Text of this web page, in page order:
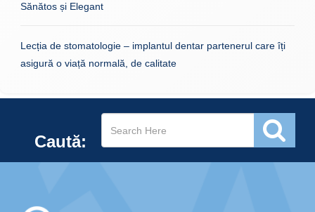
Sănătos și Elegant
Lecția de stomatologie – implantul dentar partenerul care îți
asigură o viață normală, de calitate
Caută: